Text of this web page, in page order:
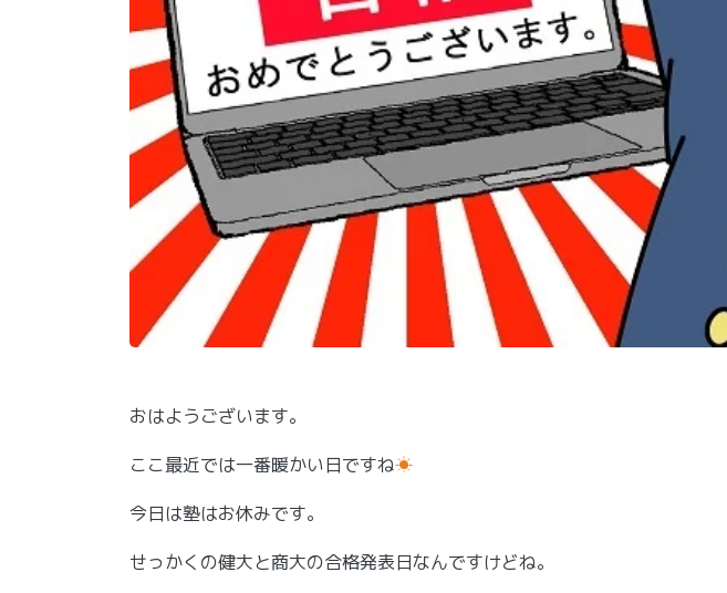
おはようございます。
ここ最近では一番暖かい日ですね☀
今日は塾はお休みです。
せっかくの健大と商大の合格発表日なんですけどね。